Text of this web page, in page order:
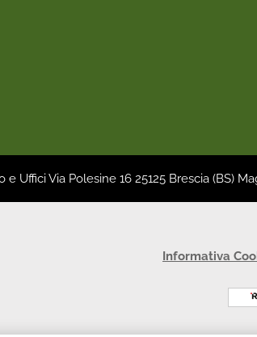
Uffici Via Polesine 16 25125 Brescia (BS)
Informativa